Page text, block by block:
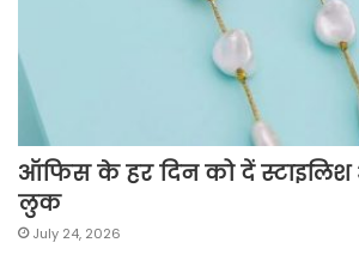
ऑफिस के हर दिन को दें
लुक
July 24, 2026